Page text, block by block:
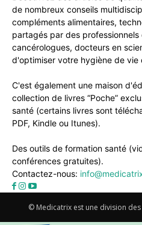
de nombreux conseils
compléments alimentaires,
partagés par des
cancérologues, docteurs en
d'optimiser votre hygiène de
C'est également une maison
collection de livres “Poche”
santé (certains livres sont
PDF, Kindle ou Itunes).
Des outils de formation santé
conférences gratuites).
Contactez-nous:
© Medicatrix est une division